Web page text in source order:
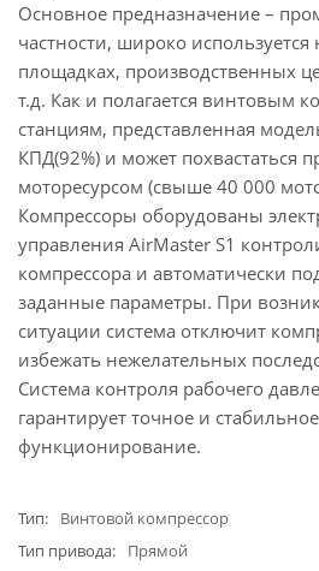
Основное предназначение –
частности, широко
площадках, производственных
т.д. Как и полагается винтовым
станциям, представленная
КПД(92%) и может похвастаться
моторесурсом (свыше 40 000
Компрессоры оборудованы
управления AirMaster S1
компрессора и автоматически
заданные параметры. При
ситуации система отключит
избежать нежелательных
Система контроля рабочего
гарантирует точное и
функционирование.
Тип
Винтовой компрессор
Тип привода
Прямой